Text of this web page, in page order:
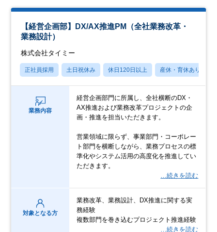
【経営企画部】DX/AX推進PM（全社業務改革・
業務設計）
株式会社タイミー
正社員採用 土日祝休み 休日120日以上 産休・育休あり
業務内容
経営企画部門に所属し、全社横断のDX・
AX推進および業務改革プロジェクトの企
画・推進を担当いただきます。
営業領域に限らず、事業部門・コーポレー
ト部門を横断しながら、業務プロセスの標
準化やシステム活用の高度化を推進してい
ただきます。
…続きを読む
対象となる方
業務改革、業務設計、DX推進に関する実
務経験
複数部門を巻き込むプロジェクト推進経験
…続きを読む